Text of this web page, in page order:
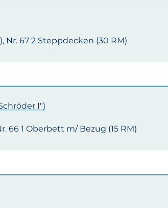
Nr. 67 2 Steppdecken (30 RM)
I")
66 1 Oberbett m/ Bezug (15 RM)